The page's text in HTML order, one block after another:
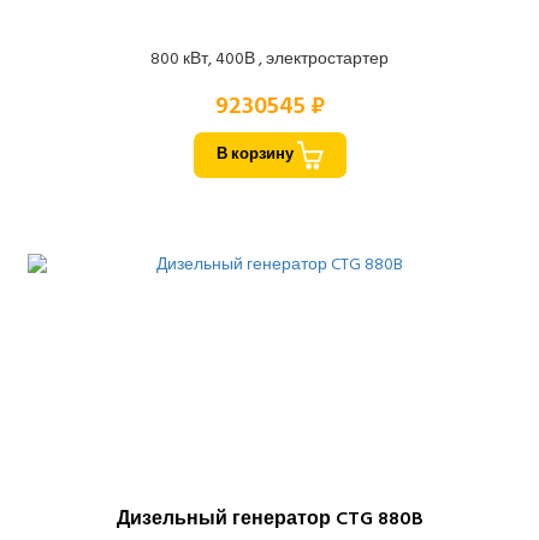
800 кВт, 400В , электростартер
9230545 ₽
В корзину
Дизельный генератор CTG 880B